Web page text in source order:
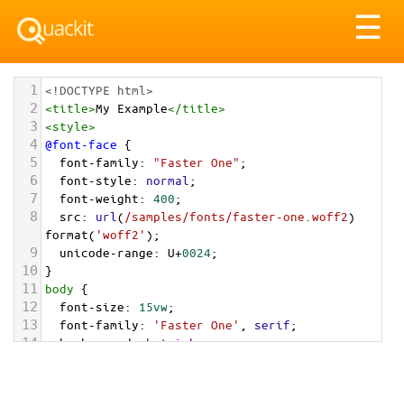
☰
1 <!DOCTYPE html>
2 <title>My Example</title>
3 <style>
4 @font-face {
5 font-family: "Faster One" ;
6 font-style: normal ;
7 font-weight: 400;
8 src: url ( /samples/fonts/faster-one.woff2
format( 'woff2' );
9 unicode-range: U+0024;
10 }
11 body {
12 font-size: 15vw;
13 font-family: 'Faster One' serif;
14 background: hotpink;